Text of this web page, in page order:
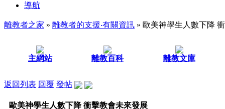
導航
離教者之家 » 離教者的支援‧有關資訊 » 歐美神學生人數下降
主網站 離教百科 離教文庫
返回列表 回覆 發帖
歐美神學生人數下降 衝擊教會未來發展